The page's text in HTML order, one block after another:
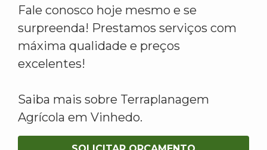
Fale conosco hoje mesmo e se
surpreenda! Prestamos serviços com
máxima qualidade e preços
excelentes!
Saiba mais sobre Terraplanagem
Agrícola em Vinhedo.